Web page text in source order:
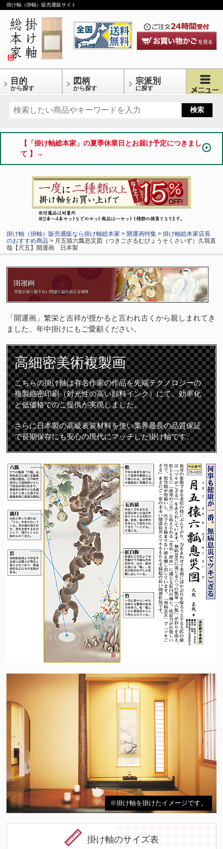
掛け軸（掛軸）販売通販サイト
目的
から探す
図柄
から探す
宗派別
に探す
【「掛け軸総本家」の夏季休業日とお届け予定につきまし
て 】→
掛け軸（掛軸）販売通販なら掛け軸総本家 > 開運画特集 >掛け軸総本家店長
のおすすめ商品 > 月五猿六瓢息災図（つきござるむびょうそくさいず）久我直
哉【尺五】開運画 日本製
「開運画」繁栄と吉祥が授かると言われ古くから親しまれてき
ました、年中掛けにもご愛顧ください。
高細密美術複製画
こちらの掛け軸は有名作家の作品を先端テクノロジーの
複製細密印刷（対光性の高い顔料インク）にて、効率化
と低価格でのご提供が実現しました。
さらに日本製の高級表装材料を使い業界最長の品質保証
で長期保存にも安心の現代にマッチした掛け軸です。
※掛け軸を掛けたイメージです。
掛け軸のサイズ表